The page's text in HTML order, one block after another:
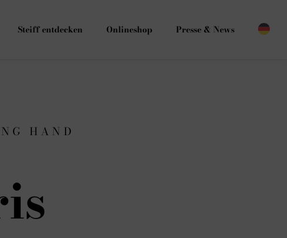
Steiff entdecken Onlineshop Presse & News
HAND